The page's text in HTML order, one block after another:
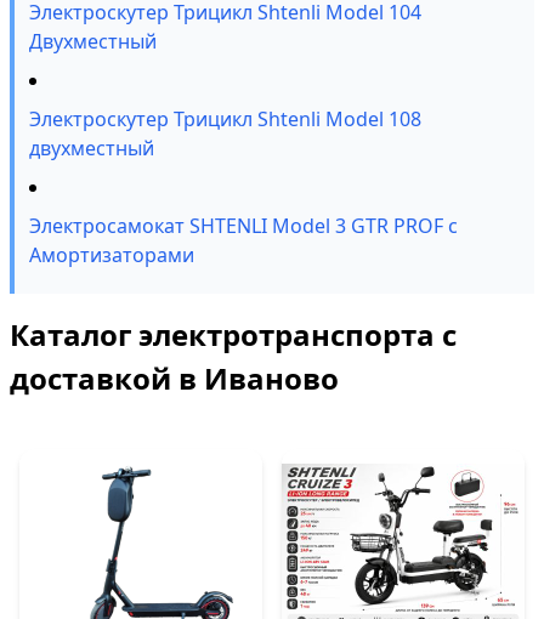
Электроскутер Трицикл Shtenli Model 104
Двухместный
Электроскутер Трицикл Shtenli Model 108
двухместный
Электросамокат SHTENLI Model 3 GTR PROF с
Амортизаторами
Каталог электротранспорта с
доставкой в Иваново